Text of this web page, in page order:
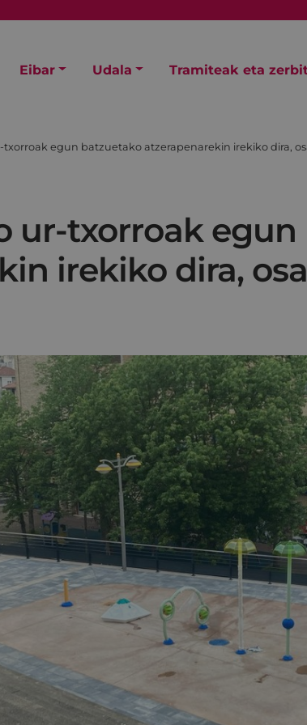
Eibar Udala Tramiteak eta
txorroak egun batzuetako atzerapenarekin irekiko dira,
ur-txorroak
irekiko dira,